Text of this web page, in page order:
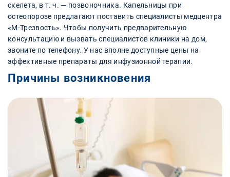
скелета, в т. ч. — позвоночника. Капельницы при
остеопорозе предлагают поставить специалисты медцентра
«М-Трезвость». Чтобы получить предварительную
консультацию и вызвать специалистов клиники на дом,
звоните по телефону. У нас вполне доступные цены на
эффективные препараты для инфузионной терапии.
Причины возникновения